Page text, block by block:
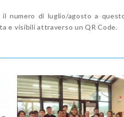
numero di luglio/agosto a
e visibili attraverso un QR Code.